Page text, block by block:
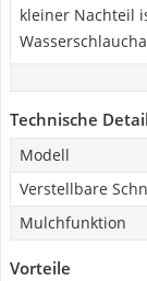
kleiner Nachteil
Technische
Modell
Verstellbare
Mulchfunktion
Vorteile